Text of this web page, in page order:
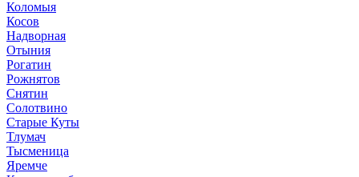
Коломыя
Косов
Надворная
Отыния
Рогатин
Рожнятов
Снятин
Солотвино
Старые Куты
Тлумач
Тысменица
Яремче